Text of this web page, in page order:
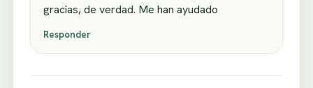
gracias, de verdad. Me han ayudado
Responder